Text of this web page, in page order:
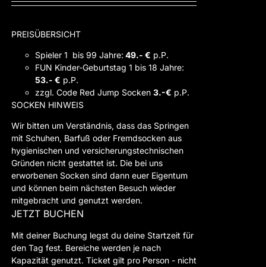
PREISÜBERSICHT
Spieler 1 bis 99 Jahre: 49.- € p.P.
FUN Kinder-Geburtstag 1 bis 18 Jahre:
53.- € p.P.
zzgl. Code Red Jump Socken 3.-€ p.P.
SOCKEN HINWEIS
Wir bitten um Verständnis, dass das Springen
mit Schuhen, Barfuß oder Fremdsocken aus
hygienischen und versicherungstechnischen
Gründen nicht gestattet ist. Die bei uns
erworbenen Socken sind dann euer Eigentum
und können beim nächsten Besuch wieder
mitgebracht und genutzt werden.
JETZT BUCHEN
Mit deiner Buchung legst du deine Startzeit für
den Tag fest. Bereiche werden je nach
Kapazität genutzt. Ticket gilt pro Person - nicht